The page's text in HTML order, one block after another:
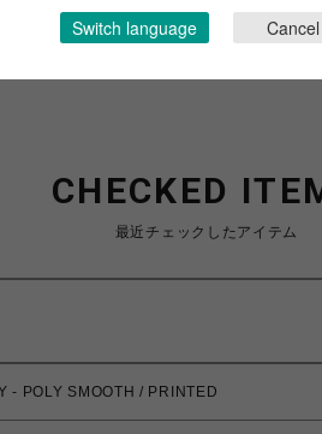
お問い合わせはこちら
CHECKED
最近チェックしたアイテム
- POLY SMOOTH / PRINTED
Switch language Cancel